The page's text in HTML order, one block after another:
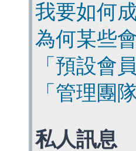
我要如何
為何某些
「預設會
「管理團
私人訊息